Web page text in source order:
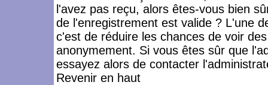
l'avez pas reçu, alors êtes-vous bien
de l'enregistrement est valide ? L'une
c'est de réduire les chances de voir
anonymement. Si vous êtes sûr que
essayez alors de contacter
Revenir en haut